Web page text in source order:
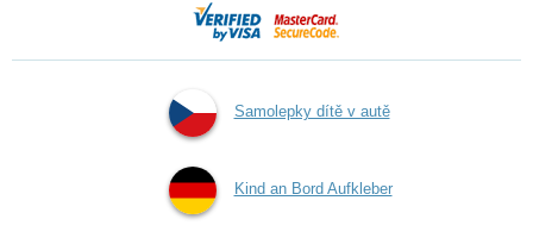
Samolepky dítě v autě
Kind an Bord Aufkleber